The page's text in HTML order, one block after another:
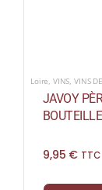
Loire, VINS,VINS
JAVOY
9,95 € TTC